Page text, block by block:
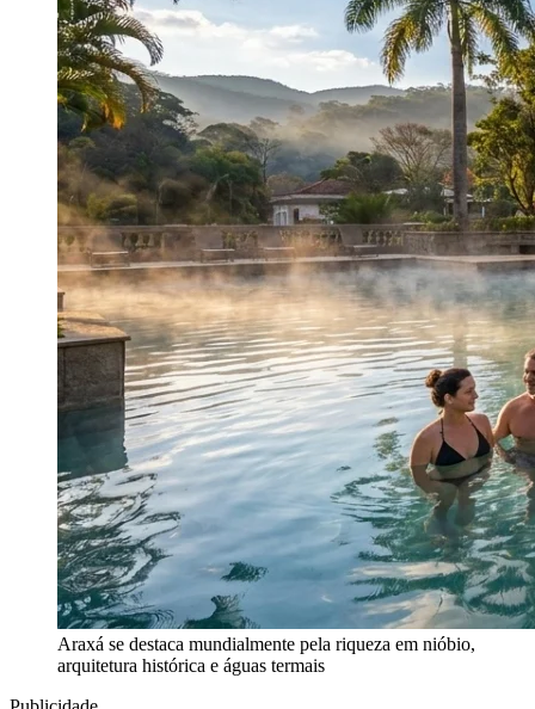
Araxá se destaca mundialmente pela riqueza em nióbio,
arquitetura histórica e águas termais